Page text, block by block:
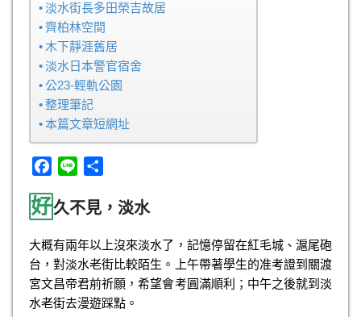
淡水街長多田榮吉故居
齊柏林空間
木下靜涯舊居
淡水日本警官宿舍
公23-輕軌公園
整理筆記
本篇文章短網址
c
e
b
o
o
k
n
好久不見，淡水
大概有兩年以上沒來淡水了，記憶停留在紅毛城、滬尾砲
台，對淡水老街比較陌生。上午帶著學生的准考證到關渡
宮文昌帝君前祈願，希望會考圓滿順利；中午之後就到淡
水老街去漫遊踩點。